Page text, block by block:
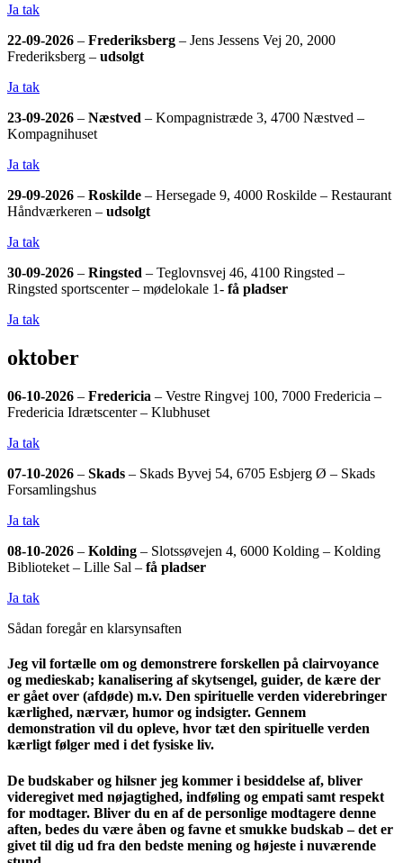
Ja tak
22-09-2026 – Frederiksberg – Jens Jessens Vej 20, 2000
Frederiksberg – udsolgt
Ja tak
23-09-2026 – Næstved – Kompagnistræde 3, 4700 Næstved –
Kompagnihuset
Ja tak
29-09-2026 – Roskilde – Hersegade 9, 4000 Roskilde – Restaurant
Håndværkeren – udsolgt
Ja tak
30-09-2026 – Ringsted – Teglovnsvej 46, 4100 Ringsted –
Ringsted sportscenter – mødelokale 1- få pladser
Ja tak
oktober
06-10-2026 – Fredericia – Vestre Ringvej 100, 7000 Fredericia –
Fredericia Idrætscenter – Klubhuset
Ja tak
07-10-2026 – Skads – Skads Byvej 54, 6705 Esbjerg Ø – Skads
Forsamlingshus
Ja tak
08-10-2026 – Kolding – Slotssøvejen 4, 6000 Kolding – Kolding
Biblioteket – Lille Sal – få pladser
Ja tak
Sådan foregår en klarsynsaften
Jeg vil fortælle om og demonstrere forskellen på clairvoyance
og medieskab; kanalisering af skytsengel, guider, de kære der
er gået over (afdøde) m.v. Den spirituelle verden viderebringer
kærlighed, nærvær, humor og indsigter. Gennem
demonstration vil du opleve, hvor tæt den spirituelle verden
kærligt følger med i det fysiske liv.
De budskaber og hilsner jeg kommer i besiddelse af, bliver
videregivet med nøjagtighed, indføling og empati samt respekt
for modtager. Bliver du en af de personlige modtagere denne
aften, bedes du være åben og favne et smukke budskab – det er
givet til dig ud fra den bedste mening og højeste i nuværende